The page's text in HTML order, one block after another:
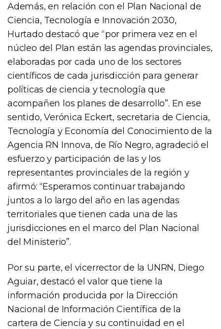
Además, en relación con el Plan Nacional de
Ciencia, Tecnología e Innovación 2030,
Hurtado destacó que “por primera vez en el
núcleo del Plan están las agendas provinciales,
elaboradas por cada uno de los sectores
científicos de cada jurisdicción para generar
políticas de ciencia y tecnología que
acompañen los planes de desarrollo”. En ese
sentido, Verónica Eckert, secretaria de Ciencia,
Tecnología y Economía del Conocimiento de la
Agencia RN Innova, de Río Negro, agradeció el
esfuerzo y participación de las y los
representantes provinciales de la región y
afirmó: “Esperamos continuar trabajando
juntos a lo largo del año en las agendas
territoriales que tienen cada una de las
jurisdicciones en el marco del Plan Nacional
del Ministerio”.
Por su parte, el vicerrector de la UNRN, Diego
Aguiar, destacó el valor que tiene la
información producida por la Dirección
Nacional de Información Científica de la
cartera de Ciencia y su continuidad en el